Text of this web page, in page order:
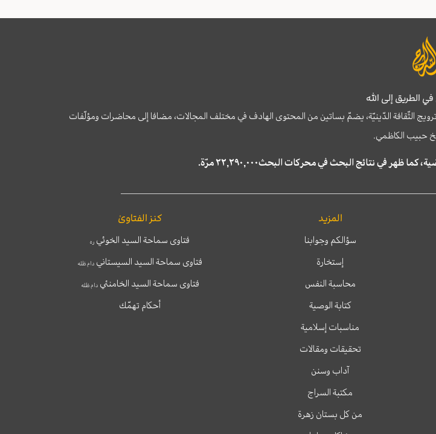
الطريق إلى الله
الثّقافة الدّينيّة، يضمّ بساتين من المحتوى الهادف في مختلف المجالات، مضافا إلى محاضرات ومؤلّفات
حبيب الكاظمي.
المزيد
سؤالكم وجوابنا
إستخارة
محاسبة النفس
كتابة الوصية
مناسبات إسلامية
تحقيقات ومقالات
آداب وسنن
مكتبة السراج
من كل بستان زهرة
كنز الفتاوىٰ
فتاوى سماحة السيد الخوئي ره
فتاوى سماحة السيد السيستاني دام ظله
فتاوى سماحة السيد الخامنئيدام ظله
أحكام تهمّك